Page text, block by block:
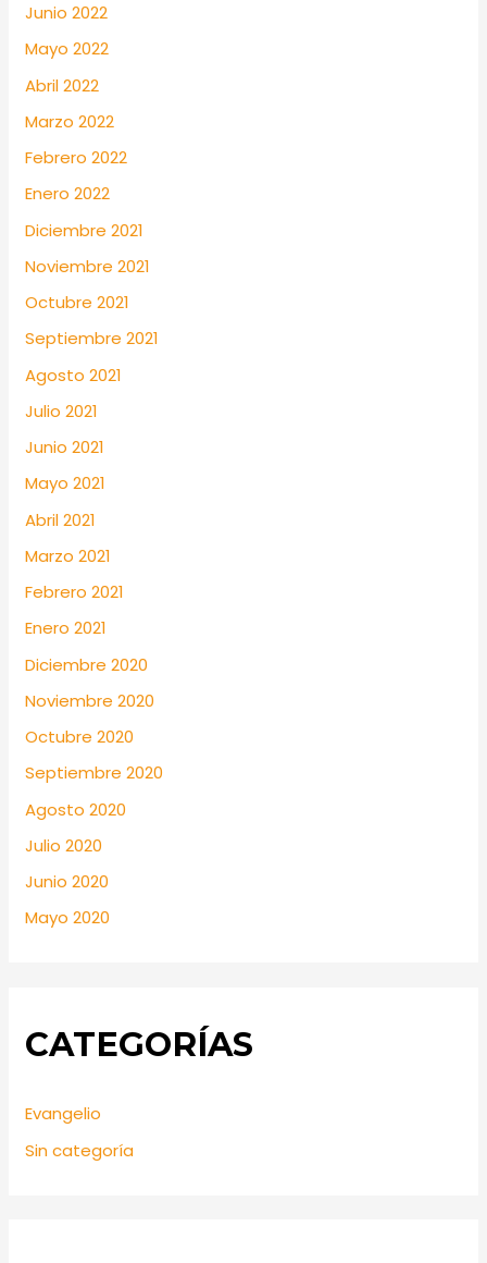
Junio 2022
Mayo 2022
Abril 2022
Marzo 2022
Febrero 2022
Enero 2022
Diciembre 2021
Noviembre 2021
Octubre 2021
Septiembre 2021
Agosto 2021
Julio 2021
Junio 2021
Mayo 2021
Abril 2021
Marzo 2021
Febrero 2021
Enero 2021
Diciembre 2020
Noviembre 2020
Octubre 2020
Septiembre 2020
Agosto 2020
Julio 2020
Junio 2020
Mayo 2020
CATEGORÍAS
Evangelio
Sin categoría